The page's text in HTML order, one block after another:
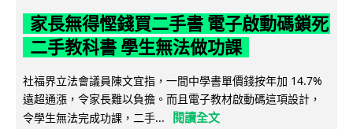
家長無得慳錢買二手書 電子啟動碼鎖死
二手教科書 學生無法做功課
社福界立法會議員陳文宜指，一間中學書單價錢按年加 14.7%
遠超通漲，令家長難以負擔。而且電子教材啟動碼這項設計，
令學生無法完成功課，二手...
閱讀全文